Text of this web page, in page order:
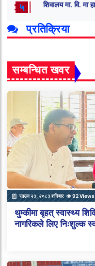
५ शिवालय मा. वि. मा
प्रतिक्रिया
सम्बन्धित खवर
साउन २३, २०८३ शनिबार 92 Views
थुम्कीमा बृहत् स्वास्थ्य
नागरिकले लिए निःशुल्क